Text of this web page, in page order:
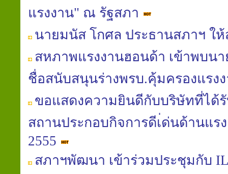
แรงงาน" ณ รัฐสภา
นายมนัส โกศล ประธานสภาฯ ใ
สหภาพแรงงานฮอนด้า เข้าพบน
ชื่อสนับสนุนร่างพรบ.คุ้มครองแรง
ขอแสดงความยินดีกับบริษัทที่ได้รั
สถานประกอบกิจการดีเ่ด่นด้านแร
2555
สภาฯพัฒนา เข้าร่วมประชุมกับ